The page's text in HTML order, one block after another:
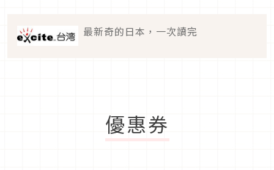
最新奇的日本，一次讀完
優惠券